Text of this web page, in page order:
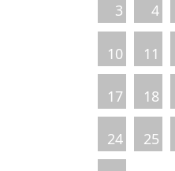
3 4
10 11
17 18
24 25